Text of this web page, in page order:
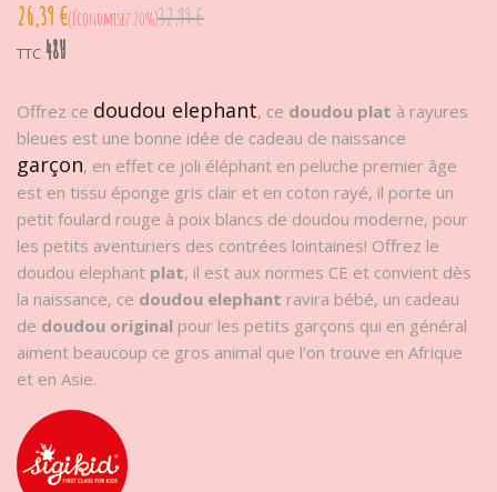
26,39 € Économisez 20%32,99 €
TTC 48H
Offrez ce doudou elephant, ce doudou plat à rayures
bleues est une bonne idée de cadeau de naissance
garçon, en effet ce joli éléphant en peluche premier âge
est en tissu éponge gris clair et en coton rayé, il porte un
petit foulard rouge à poix blancs de doudou moderne, pour
les petits aventuriers des contrées lointaines! Offrez le
doudou elephant plat, il est aux normes CE et convient dès
la naissance, ce doudou elephant ravira bébé, un cadeau
de doudou original pour les petits garçons qui en général
aiment beaucoup ce gros animal que l'on trouve en Afrique
et en Asie.